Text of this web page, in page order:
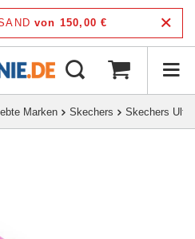
von 150,00 €
Marken Skechers Skechers